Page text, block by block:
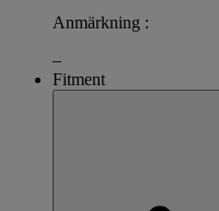
Anmärkning :
–
Fitment